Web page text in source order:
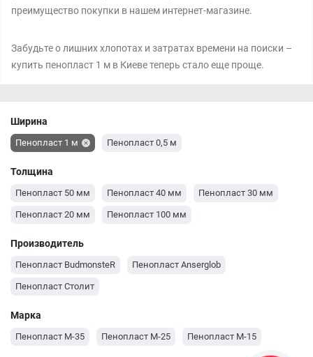
преимущество покупки в нашем интернет-магазине.
Забудьте о лишних хлопотах и затратах времени на поиски –
купить пенопласт 1 м в Киеве теперь стало еще проще.
Ширина
Пенопласт 1 м Пенопласт 0,5 м
Толщина
Пенопласт 50 мм Пенопласт 40 мм Пенопласт 30 мм
Пенопласт 20 мм Пенопласт 100 мм
Производитель
Пенопласт BudmonsteR Пенопласт Anserglob
Пенопласт Столит
Марка
Пенопласт М-35 Пенопласт М-25 Пенопласт М-15